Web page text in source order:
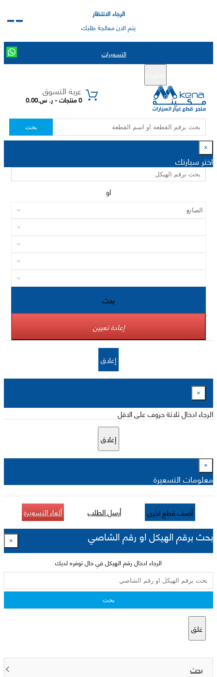
الرجاء الانتظار
يتم الان معالجة طلبك
التسعيرات
عربة التسوق
0 منتجات - ر. س.0.00
بحث
×
اختر سيارتك
او
بحث
إعادة تعيين
إغلاق
×
الرجاء ادخال ثلاثة حروف على الاقل
إغلاق
×
معلومات التسعيرة
أضف قطع اخرى أرسل الطلب ألغاء التسعيرة
بحث برقم الهيكل او رقم الشاصي ×
الرجاء ادخال رقم الهيكل في حال توفره لديك
بحث
غلق
بحث